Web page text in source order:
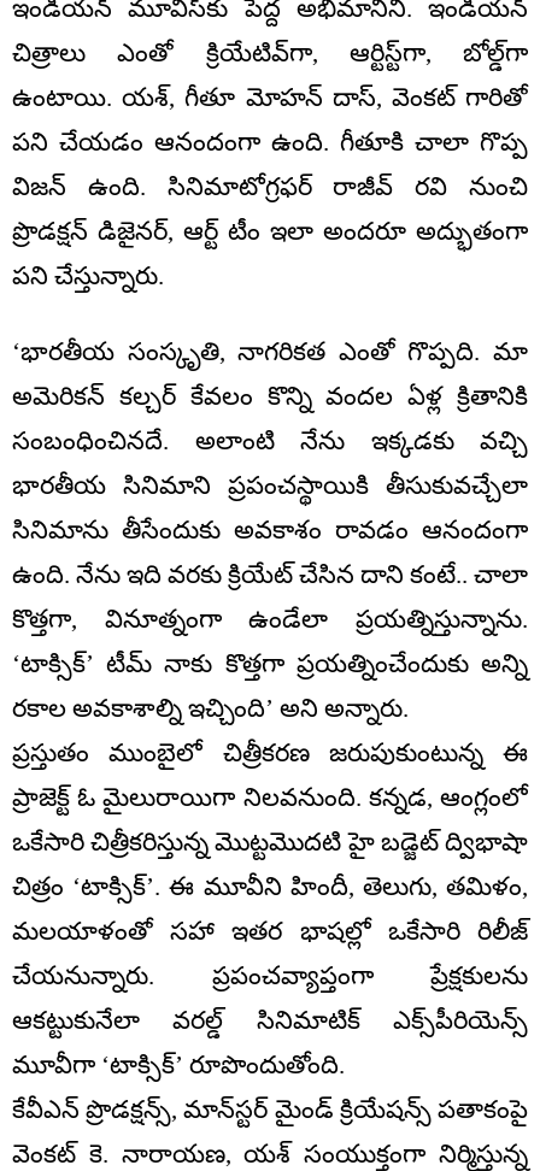
ఇండియన్ మూవీస్‌కు పెద్ద అభిమానిని. ఇండియన్
చిత్రాలు ఎంతో క్రియేటివ్‌గా, ఆర్టిస్ట్‌గా, బోల్డ్‌గా
ఉంటాయి. యశ్, గీతూ మోహన్ దాస్, వెంకట్ గారితో
పని చేయడం ఆనందంగా ఉంది. గీతూకి చాలా గొప్ప
విజన్ ఉంది. సినిమాటోగ్రఫర్ రాజీవ్ రవి నుంచి
ప్రొడక్షన్ డిజైనర్, ఆర్ట్ టీం ఇలా అందరూ అద్భుతంగా
పని చేస్తున్నారు.
‘భారతీయ సంస్కృతి, నాగరికత ఎంతో గొప్పది. మా
అమెరికన్ కల్చర్ కేవలం కొన్ని వందల ఏళ్ల క్రితానికి
సంబంధించినదే. అలాంటి నేను ఇక్కడకు వచ్చి
భారతీయ సినిమాని ప్రపంచస్థాయికి తీసుకువచ్చేలా
సినిమాను తీసేందుకు అవకాశం రావడం ఆనందంగా
ఉంది. నేను ఇది వరకు క్రియేట్ చేసిన దాని కంటే.. చాలా
కొత్తగా, వినూత్నంగా ఉండేలా ప్రయత్నిస్తున్నాను.
‘టాక్సిక్’ టీమ్ నాకు కొత్తగా ప్రయత్నించేందుకు అన్ని
రకాల అవకాశాల్ని ఇచ్చింది’ అని అన్నారు.
ప్రస్తుతం ముంబైలో చిత్రీకరణ జరుపుకుంటున్న ఈ
ప్రాజెక్ట్‌ ఓ మైలురాయిగా నిలవనుంది. కన్నడ, ఆంగ్లంలో
ఒకేసారి చిత్రీకరిస్తున్న మొట్టమొదటి హై బడ్జెట్‌ ద్విభాషా
చిత్రం ‘టాక్సిక్’. ఈ మూవీని హిందీ, తెలుగు, తమిళం,
మలయాళంతో సహా ఇతర భాషల్లో ఒకేసారి రిలీజ్
చేయనున్నారు. ప్రపంచవ్యాప్తంగా ప్రేక్షకులను
ఆకట్టుకునేలా వరల్డ్ సినిమాటిక్ ఎక్స్‌పీరియెన్స్
మూవీగా ‘టాక్సిక్’ రూపొందుతోంది.
కేవీఎన్ ప్రొడక్షన్స్, మాన్‌స్టర్ మైండ్ క్రియేషన్స్ పతాకంపై
వెంకట్ కె. నారాయణ, యశ్ సంయుక్తంగా నిర్మిస్తున్న